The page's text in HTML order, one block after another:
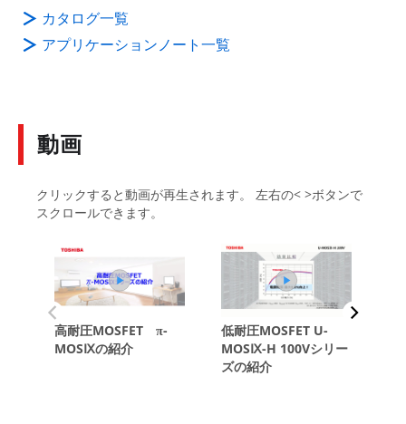
カタログ一覧
アプリケーションノート一覧
動画